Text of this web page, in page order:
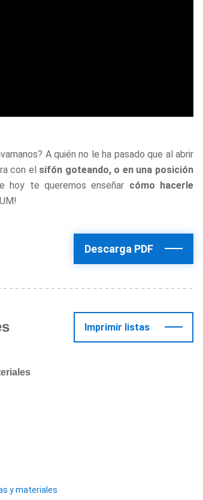
A quién no le ha pasado que al abrir
con el sifón goteando, o en una posición
hoy te queremos enseñar cómo hacerle
Descarga PDF
Imprimir listas
y materiales